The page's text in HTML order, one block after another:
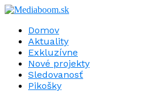
Domov
Aktuality
Exkluzívne
Nové projekty
Sledovanosť
Pikošky